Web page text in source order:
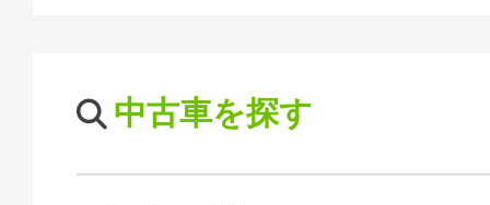
中古車を探す